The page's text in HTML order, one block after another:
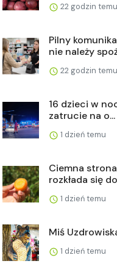
22 godzin temu
Pilny
nie należy
22 godzin temu
16 dzieci w
zatrucie na o...
1 dzień temu
Ciemna
rozkłada się
1 dzień temu
Miś
1 dzień temu